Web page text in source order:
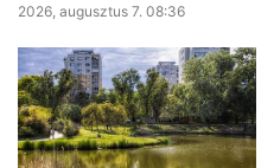
2026, augusztus 7. 08:36